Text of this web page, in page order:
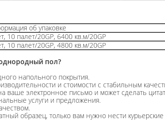
об упаковке
10 палет/20GP, 6400 кв.м/20GP
10 палет/20GP, 4800 кв.м/20GP
пол?
напольного покрытия.
и стоимости с стабильным
ваше электронное письмо и может сделать
услуги и предложения.
образец, только вам нужно нести